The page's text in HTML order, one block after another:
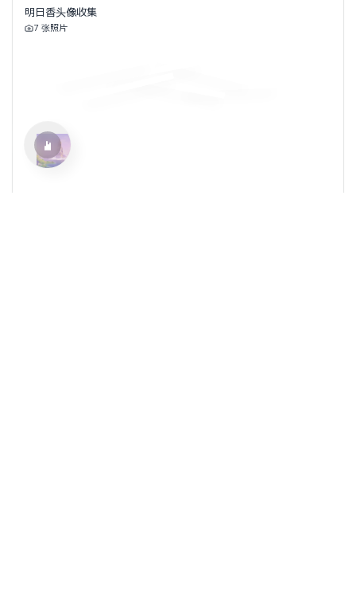
明日香头像收集
7 张照片